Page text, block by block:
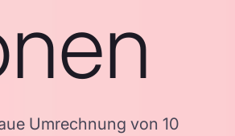
Umrechnung von 10